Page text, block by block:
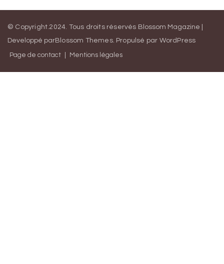
© Copyright.2024. Tous droits réservés Blossom Magazine |
Developpé parBlossom Themes. Propulsé par WordPress
Page de contact Mentions légales